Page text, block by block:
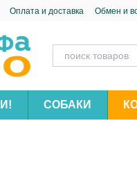
Оплата и доставка Обмен и
СОБАКИ